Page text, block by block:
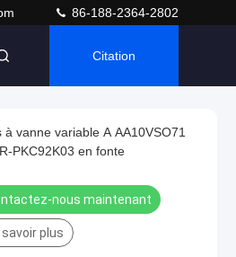
86-188-2364-2802
Citation
à vanne variable A AA10VSO71
PKC92K03 en fonte
nous maintenant
savoir plus